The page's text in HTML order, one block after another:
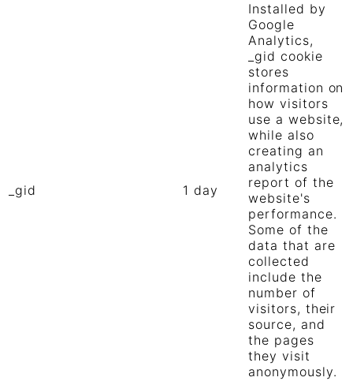
_gid 1 day
Installed by
Google
Analytics,
_gid cookie
stores
information on
how visitors
use a website,
while also
creating an
analytics
report of the
website's
performance.
Some of the
data that are
collected
include the
number of
visitors, their
source, and
the pages
they visit
anonymously.